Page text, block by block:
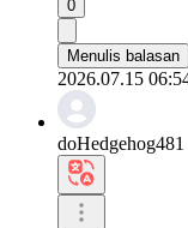
0
Menulis balasan
2026.07.15
doHedgehog481